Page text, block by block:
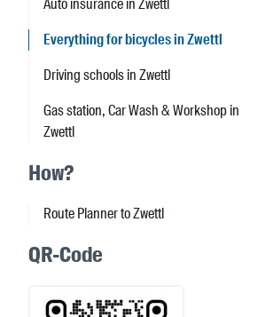
Auto insurance in Zwettl
Everything for bicycles in Zwettl
Driving schools in Zwettl
Gas station, Car Wash & Workshop in
Zwettl
How?
Route Planner to Zwettl
QR-Code